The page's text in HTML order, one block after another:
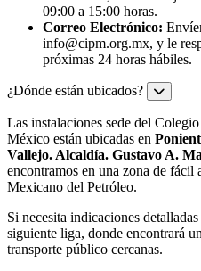
09:00 a 15:00 horas.
Correo Electrónico:
info@cipm.org.mx, y le
próximas 24 horas hábiles.
¿Dónde están ubicados?
Las instalaciones sede del
México están ubicadas en
Vallejo. Alcaldía. Gustavo A.
encontramos en una zona de fácil
Mexicano del Petróleo.
Si necesita indicaciones
siguiente liga, donde encontrará
transporte público cercanas.